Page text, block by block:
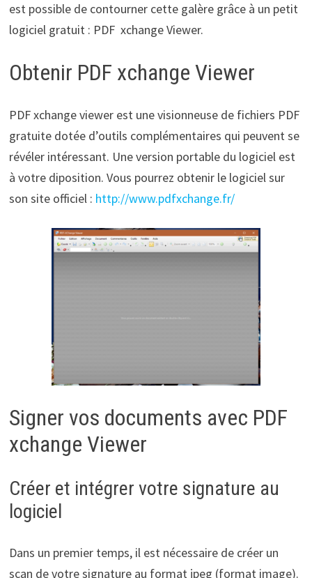
est possible de contourner cette galère grâce à un petit
logiciel gratuit : PDF xchange Viewer.
Obtenir PDF xchange Viewer
PDF xchange viewer est une visionneuse de fichiers PDF
gratuite dotée d’outils complémentaires qui peuvent se
révéler intéressant. Une version portable du logiciel est
à votre diposition. Vous pourrez obtenir le logiciel sur
son site officiel : http://www.pdfxchange.fr/
Signer vos documents avec PDF
xchange Viewer
Créer et intégrer votre signature au
logiciel
Dans un premier temps, il est nécessaire de créer un
scan de votre signature au format jpeg (format image).